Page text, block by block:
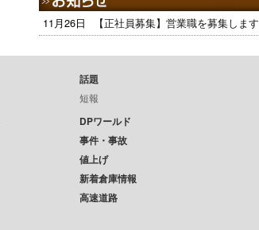
11月26日 【正社員募集】営業職を募集します
話題
短報
DPワールド
事件・事故
値上げ
新着倉庫情報
高速道路